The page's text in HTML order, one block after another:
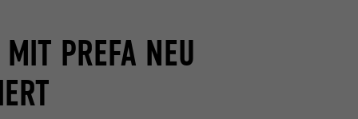
PREFA NEU